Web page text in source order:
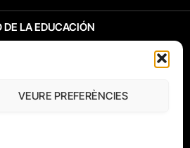
VEURE PREFERÈNCIES
DE LA EDUCACIÓN